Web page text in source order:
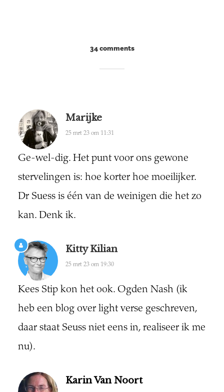
34 comments
Marijke
25 mrt 23 om 11:31
Ge-wel-dig. Het punt voor ons gewone
stervelingen is: hoe korter hoe moeilijker.
Dr Suess is één van de weinigen die het zo
kan. Denk ik.
Kitty Kilian
25 mrt 23 om 19:30
Kees Stip kon het ook. Ogden Nash (ik
heb een blog over light verse geschreven,
daar staat Seuss niet eens in, realiseer ik me
nu).
Karin Van Noort